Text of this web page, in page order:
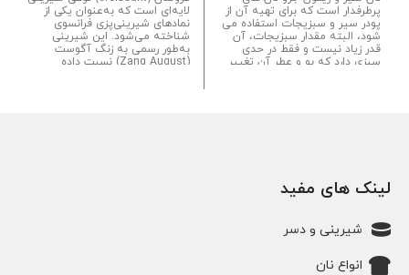
پرطرفدار است که برای تهیه آن از
پودر سیر و سبزیجات استفاده می
شود، البته مقدار سبزیجات، آن
قدر زیاد نیست و فقط در حدی
سبزی دارد که بو و عطر آن تغییر
لایه‌ای است که به‌عنوان یکی از
نمادهای شیرینی‌پزی فرانسوی
شناخته می‌شود. این شیرینی
به‌طور رسمی به زنگ آگوست
(Zang August) نسبت داده
لینک های مفید
شیرینی و دسر
انواع نان